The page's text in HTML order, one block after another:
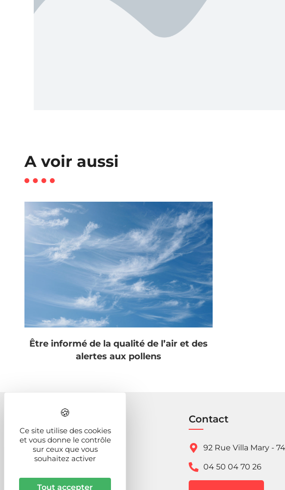
A voir aussi
Être informé de la qualité de l’air et des
alertes aux pollens
Contact
92 Rue Villa Mary -
04 50 04 70 26
Ce site utilise des cookies
et vous donne le contrôle
sur ceux que vous
souhaitez activer
Tout accepter